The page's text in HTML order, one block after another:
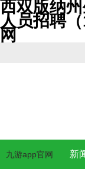
西双版纳
人员招聘
网
九游app官网 新